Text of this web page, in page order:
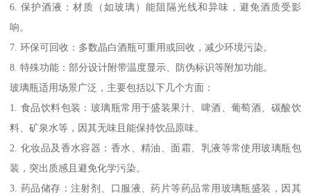
6. 保护酒液：材质（如玻璃）能阻隔光线和异味，避免酒质受影
响。
7. 环保可回收：多数晶白酒瓶可重用或回收，减少环境污染。
8. 特殊功能：部分设计附带温度显示、防伪标识等附加功能。
玻璃瓶适用场景广泛，主要包括以下几个方面：
1. 食品饮料包装：玻璃瓶常用于盛装果汁、啤酒、葡萄酒、碳酸饮
料、矿泉水等，因其无味且能保持饮品原味。
2. 化妆品及香水容器：香水、精油、面霜、乳液等常使用玻璃瓶包
装，突出质感且避免化学污染。
3. 药品储存：注射剂、口服液、药片等药品常用玻璃瓶盛装，因其